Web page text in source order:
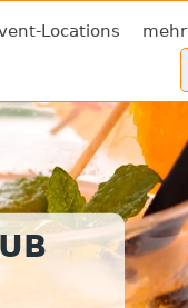
Locations mehr